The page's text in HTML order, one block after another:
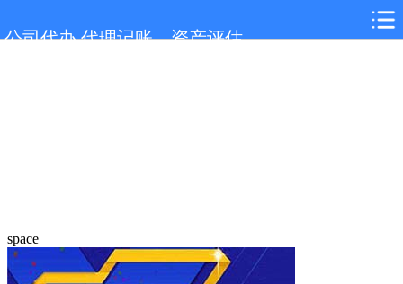
公司代办,代理记账，资产评估
space